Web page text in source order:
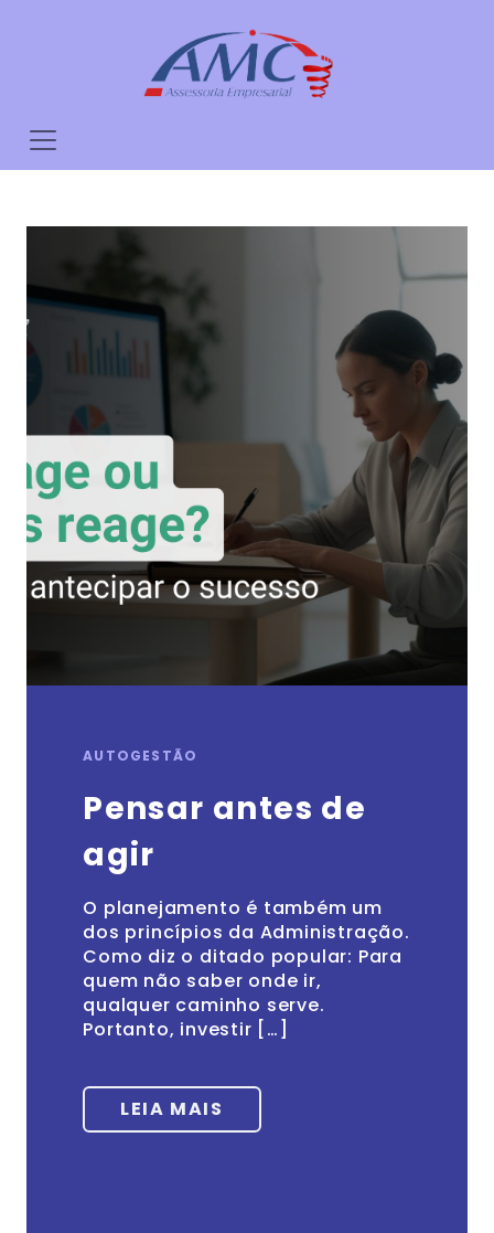
AUTOGESTÃO
Pensar antes de
agir
O planejamento é também um
dos princípios da Administração.
Como diz o ditado popular: Para
quem não saber onde ir,
qualquer caminho serve.
Portanto, investir […]
LEIA MAIS